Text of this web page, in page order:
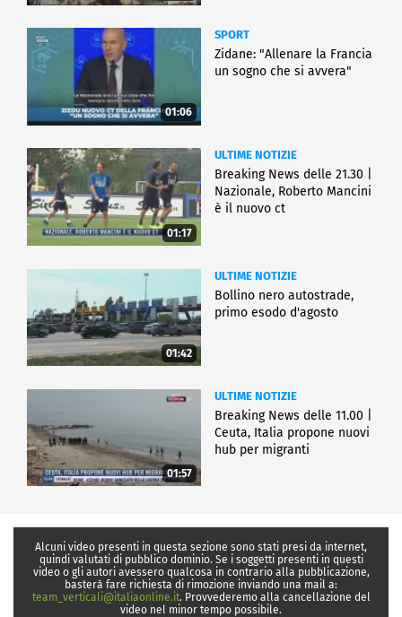
01:06
SPORT
Zidane: "Allenare la Francia
un sogno che si avvera"
01:17
ULTIME NOTIZIE
Breaking News delle 21.30 |
Nazionale, Roberto Mancini
è il nuovo ct
01:42
ULTIME NOTIZIE
Bollino nero autostrade,
primo esodo d'agosto
01:57
ULTIME NOTIZIE
Breaking News delle 11.00 |
Ceuta, Italia propone nuovi
hub per migranti
Alcuni video presenti in questa sezione sono stati presi da internet,
quindi valutati di pubblico dominio. Se i soggetti presenti in questi
video o gli autori avessero qualcosa in contrario alla pubblicazione,
basterà fare richiesta di rimozione inviando una mail a:
team_verticali@italiaonline.it. Provvederemo alla cancellazione del
video nel minor tempo possibile.